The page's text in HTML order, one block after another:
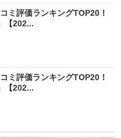
ミ評価ランキングTOP20！
【202...
ミ評価ランキングTOP20！
【202...